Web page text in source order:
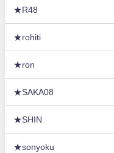
★R48
★rohiti
★ron
★SAKA08
★SHIN
★sonyoku